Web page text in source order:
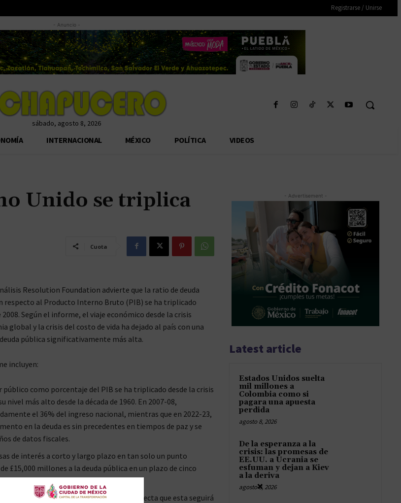
Registrarse / Unirse
- Anuncio -
sábado, agosto 8, 2026
INTERNACIONAL MÉXICO POLÍTICA VIDEOS
Unido se triplica
Cuota
Resolution Foundation advierte que la ratio de deuda
respecto al Producto Interno Bruto (PIB) se ha triplicado
Según el informe, el viaje económico desde la crisis
global y la crisis del costo de vida ha dejado al país con una
pública significativamente más alta.
incluyen:
público como porcentaje del PIB se ha triplicado desde la crisis
nivel más alto desde la década de 1960. En 2007-08,
el 36% del ingreso nacional, mientras que en 2022-23,
en la deuda es sin precedentes en tiempos de paz y se
de datos fiscales.
de interés a corto y largo plazo en tan solo un punto
£15,000 millones a la deuda pública en un plazo de cinco
reducir gradualmente la deuda, se proyecta que esta seguirá
- Advertisement -
Latest article
Estados Unidos suelta
mil millones a
Colombia como si
pagara una apuesta
perdida
agosto 8, 2026
De la esperanza a la
crisis: las promesas de
EE.UU. a Ucrania se
esfuman y dejan a Kiev
a la deriva
agosto 8, 2026
×